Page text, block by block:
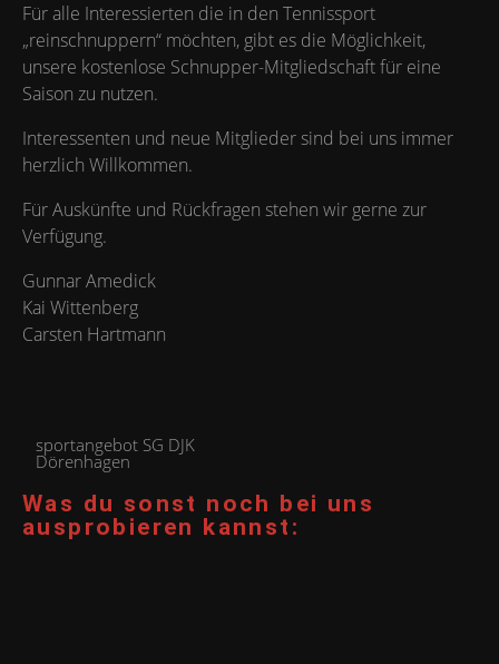
Für alle Interessierten die in den Tennissport
„reinschnuppern“ möchten, gibt es die Möglichkeit,
unsere kostenlose Schnupper-Mitgliedschaft für eine
Saison zu nutzen.
Interessenten und neue Mitglieder sind bei uns immer
herzlich Willkommen.
Für Auskünfte und Rückfragen stehen wir gerne zur
Verfügung.
Gunnar Amedick
Kai Wittenberg
Carsten Hartmann
sportangebot SG DJK
Dörenhagen
Was du sonst noch bei uns
ausprobieren kannst: